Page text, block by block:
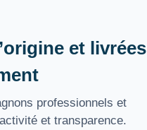
et livrées
professionnels et
et transparence.